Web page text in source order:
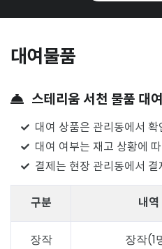
대여물품
스테리움 서천 물품 대
대여 상품은 관리동에서
대여 여부는 재고 상황에
결제는 현장 관리동에서
구분 내역
장작 장작(1